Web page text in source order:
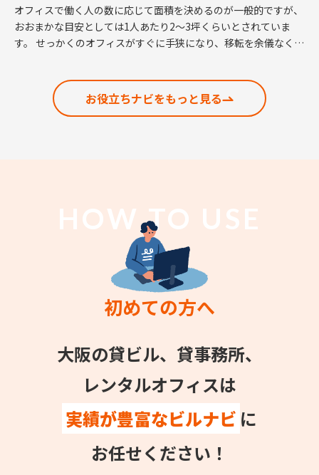
オフィスで働く人の数に応じて面積を決めるのが一般的ですが、
おおまかな目安としては1人あたり2～3坪くらいとされていま
す。 せっかくのオフィスがすぐに手狭になり、移転を余儀なくさ
お役立ちナビをもっと見る
HOW TO USE
初めての方へ
大阪の貸ビル、貸事務所、
レンタルオフィスは
実績が豊富なビルナビ に
お任せください！